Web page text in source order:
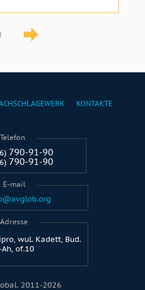
2011-2026
KONTAKTE
Telefon
790-91-90
790-91-90
E-mail
Adresse
wul. Kadett, Bud.
Ah, of.10